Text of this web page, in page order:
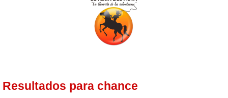
Resultados para chance